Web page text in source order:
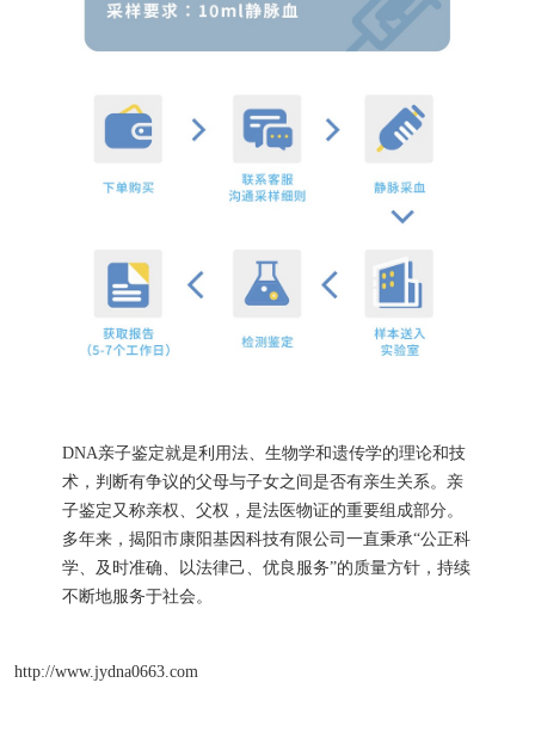
DNA亲子鉴定就是利用法、生物学和遗传学的理论和技
术，判断有争议的父母与子女之间是否有亲生关系。亲
子鉴定又称亲权、父权，是法医物证的重要组成部分。
多年来，揭阳市康阳基因科技有限公司一直秉承“公正科
学、及时准确、以法律己、优良服务”的质量方针，持续
不断地服务于社会。
http://www.jydna0663.com